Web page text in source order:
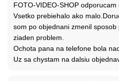
FOTO-VIDEO-SHOP odporucam
Vsetko prebiehalo ako
som po objednani zmenil
ziaden problem.
Ochota pana na telefone bola
Uz sa chystam na dalsiu